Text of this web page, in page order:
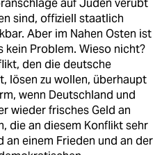
auf Juden verübt
sind, offiziell staatlich
Aber im Nahen Osten ist
kein Problem. Wieso nicht?
den die deutsche
lösen zu wollen, überhaupt
wenn Deutschland und
wieder frisches Geld an
die an diesem Konflikt sehr
an einem Frieden und an der